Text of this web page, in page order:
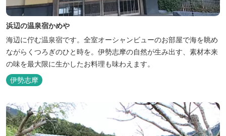
浜辺の温泉宿かめや
海辺に佇む温泉宿です。全室オーシャンビューのお部屋で海を眺め
ながらくつろぎのひと時を。伊勢志摩の自然が生み出す、素材本来
の味を最大限に生かしたお料理も味わえます。
伊勢志摩